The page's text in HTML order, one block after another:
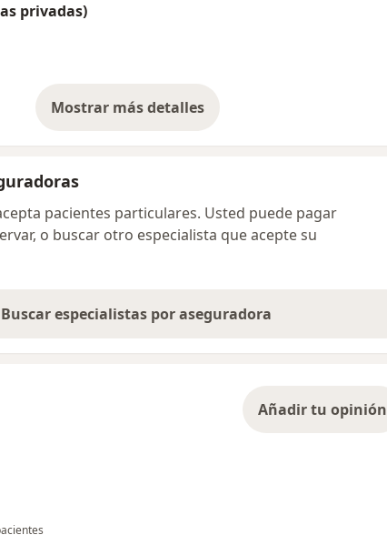
privadas)
Mostrar más detalles
sobre la dirección
pacientes particulares. Usted puede pagar
o buscar otro especialista que acepte su
Buscar especialistas por aseguradora
Añadir tu opinión